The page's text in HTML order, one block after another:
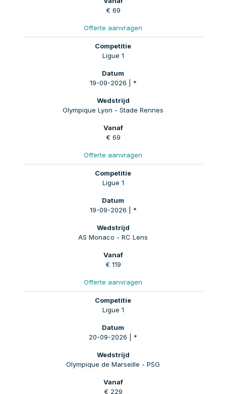
€ 69
Offerte aanvragen
Ligue 1
19-09-2026 | *
Olympique Lyon - Stade Rennes
€ 69
Offerte aanvragen
Ligue 1
19-09-2026 | *
AS Monaco - RC Lens
€ 119
Offerte aanvragen
Ligue 1
20-09-2026 | *
Olympique de Marseille - PSG
€ 229